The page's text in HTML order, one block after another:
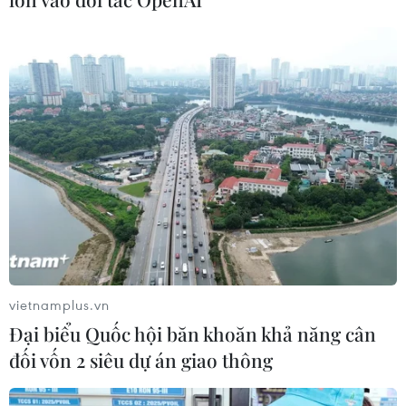
CƠ QUAN CHỦ QUẢN: THÔNG TẤN XÃ VIỆT NAM
Tổng Biên tập: TRẦN TIẾN DUẨN
Phó Tổng Biên tập: NGUYỄN THỊ TÁM, KHÚC THANH
Sở hữu trí tuệ
Quy định sử dụng
RSS
Ngôn ngữ
TTXVN
vietnamplus.vn
Đại biểu Quốc hội băn khoăn khả năng cân
đối vốn 2 siêu dự án giao thông